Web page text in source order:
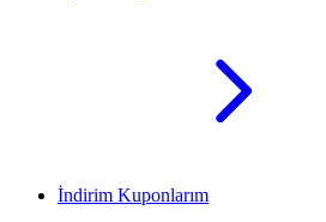
İndirim Kuponlarım